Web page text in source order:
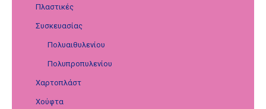
Πλαστικές
Συσκευασίας
Πολυαιθυλενίου
Πολυπροπυλενίου
Χαρτοπλάστ
Χούφτα